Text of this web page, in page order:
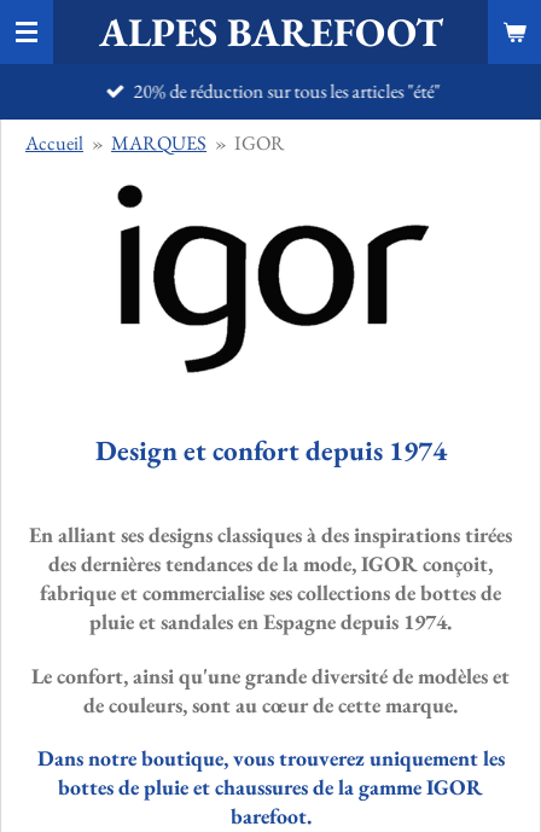
Passer
au
principal
ALPES BAREFOOT
20% de réduction sur tous les articles "été"
Accueil » MARQUES » IGOR
Design et confort depuis 1974
En alliant ses designs classiques à des inspirations tirées
des dernières tendances de la mode,IGORconçoit,
fabrique et commercialise ses collections de bottes de
pluie et sandales en Espagne depuis 1974.
Le confort, ainsi qu'une grande diversité de modèles et
de couleurs, sont au cœur de cette marque.
Dans notre boutique, vous trouverez uniquement les
bottes de pluie et chaussures de la gammeIGOR
barefoot.